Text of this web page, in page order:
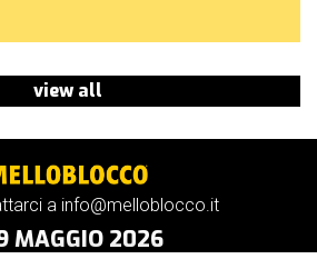
view all
a info@melloblocco.it
MAGGIO 2026